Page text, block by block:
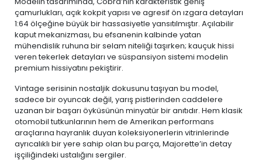
çamurlukları, açık kokpit yapısı ve agresif ön ızgara detayları
1:64 ölçeğine büyük bir hassasiyetle yansıtılmıştır. Açılabilir
kaput mekanizması, bu efsanenin kalbinde yatan
mühendislik ruhuna bir selam niteliği taşırken; kauçuk hissi
veren tekerlek detayları ve süspansiyon sistemi modelin
premium hissiyatını pekiştirir.
Vintage serisinin nostaljik dokusunu taşıyan bu model,
sadece bir oyuncak değil, yarış pistlerinden caddelere
uzanan bir başarı öyküsünün minyatür bir anıtıdır. Hem klasik
otomobil tutkunlarının hem de Amerikan performans
araçlarına hayranlık duyan koleksiyonerlerin vitrinlerinde
ayrıcalıklı bir yere sahip olan bu parça, Majorette’in detay
işçiliğindeki ustalığını sergiler.